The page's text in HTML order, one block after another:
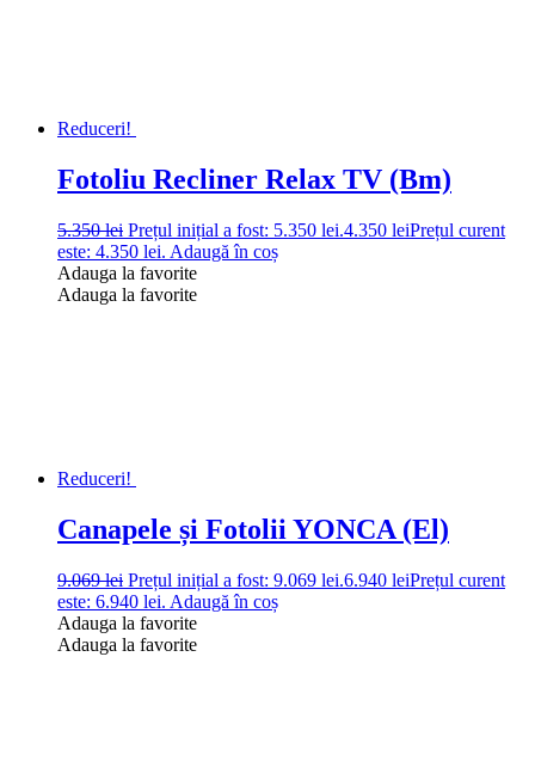
Reduceri!
Fotoliu Recliner Relax TV (Bm)
5.350lei Prețul inițial a fost: 5.350 lei.4.350 leiPrețul curent
este: 4.350 lei. Adaugă în coș
Adauga la favorite
Adauga la favorite
Reduceri!
Canapele și Fotolii YONCA (El)
9.069lei Prețul inițial a fost: 9.069 lei.6.940 leiPrețul curent
este: 6.940 lei. Adaugă în coș
Adauga la favorite
Adauga la favorite